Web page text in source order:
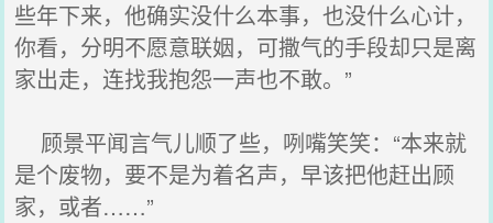
些年下来，他确实没什么本事，也没什么心计，
你看，分明不愿意联姻，可撒气的手段却只是离
家出走，连找我抱怨一声也不敢。”
顾景平闻言气儿顺了些，咧嘴笑笑：“本来就
是个废物，要不是为着名声，早该把他赶出顾
家，或者……”